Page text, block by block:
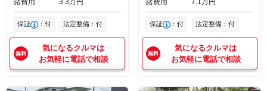
諸費用 3 3 万円
保証 ：付 法定整備：付
気になるクルマは
お気軽に電話で相談
諸費用 7 1 万円
保証 ：付 法定整備：付
気になるクルマは
お気軽に電話で相談